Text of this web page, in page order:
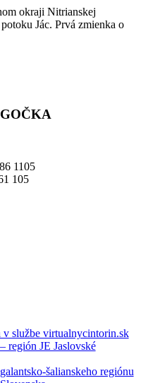
okraji Nitrianskej
Jác. Prvá zmienka o
1105
105
službe virtualnycintorin.sk
región JE Jaslovské
šalianskeho regiónu